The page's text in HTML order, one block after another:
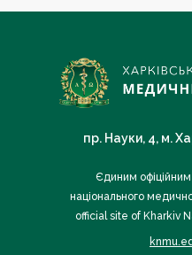
пр. Науки, 4, м.
Єдиним офіційним
національного
official site of Kharkiv